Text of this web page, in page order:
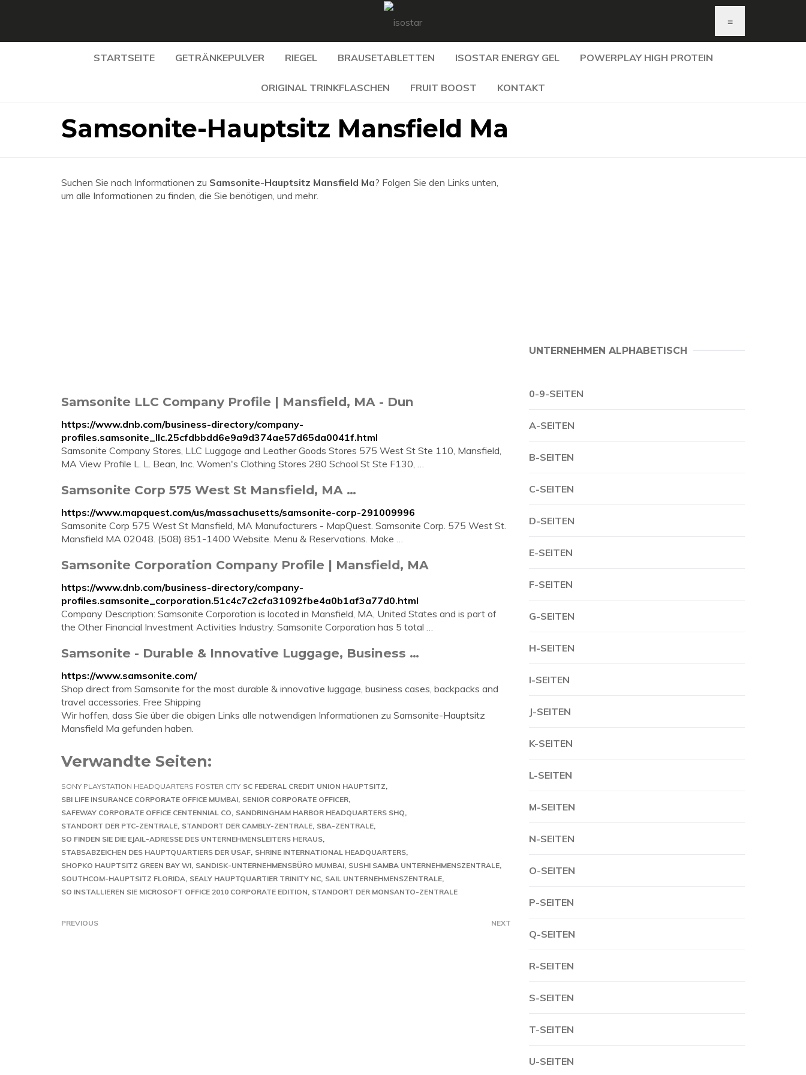
≡
STARTSEITE GETRÄNKEPULVER RIEGEL BRAUSETABLETTEN ISOSTAR ENERGY GEL POWERPLAY HIGH PROTEIN
ORIGINAL TRINKFLASCHEN FRUIT BOOST KONTAKT
Samsonite-Hauptsitz Mansfield Ma
Suchen Sie nach Informationen zu Samsonite-Hauptsitz Mansfield Ma? Folgen Sie den Links unten,
um alle Informationen zu finden, die Sie benötigen, und mehr.
Samsonite LLC Company Profile | Mansfield, MA - Dun
https://www.dnb.com/business-directory/company-
profiles.samsonite_llc.25cfdbbdd6e9a9d374ae57d65da0041f.html
Samsonite Company Stores, LLC Luggage and Leather Goods Stores 575 West St Ste 110, Mansfield,
MA View Profile L. L. Bean, Inc. Women's Clothing Stores 280 School St Ste F130, …
Samsonite Corp 575 West St Mansfield, MA …
https://www.mapquest.com/us/massachusetts/samsonite-corp-291009996
Samsonite Corp 575 West St Mansfield, MA Manufacturers - MapQuest. Samsonite Corp. 575 West St.
Mansfield MA 02048. (508) 851-1400 Website. Menu & Reservations. Make …
Samsonite Corporation Company Profile | Mansfield, MA
https://www.dnb.com/business-directory/company-
profiles.samsonite_corporation.51c4c7c2cfa31092fbe4a0b1af3a77d0.html
Company Description: Samsonite Corporation is located in Mansfield, MA, United States and is part of
the Other Financial Investment Activities Industry. Samsonite Corporation has 5 total …
Samsonite - Durable & Innovative Luggage, Business …
https://www.samsonite.com/
Shop direct from Samsonite for the most durable & innovative luggage, business cases, backpacks and
travel accessories. Free Shipping
Wir hoffen, dass Sie über die obigen Links alle notwendigen Informationen zu Samsonite-Hauptsitz
Mansfield Ma gefunden haben.
Verwandte Seiten:
SONY PLAYSTATION HEADQUARTERS FOSTER CITY SC FEDERAL CREDIT UNION HAUPTSITZ
SBI LIFE INSURANCE CORPORATE OFFICE MUMBAI SENIOR CORPORATE OFFICER
SAFEWAY CORPORATE OFFICE CENTENNIAL CO SANDRINGHAM HARBOR HEADQUARTERS SHQ
STANDORT DER PTC-ZENTRALE STANDORT DER CAMBLY-ZENTRALE SBA-ZENTRALE
SO FINDEN SIE DIE EJAIL-ADRESSE DES UNTERNEHMENSLEITERS HERAUS
STABSABZEICHEN DES HAUPTQUARTIERS DER USAF SHRINE INTERNATIONAL HEADQUARTERS
SHOPKO HAUPTSITZ GREEN BAY WI SANDISK-UNTERNEHMENSBÜRO MUMBAI SUSHI SAMBA UNTERNEHMENSZENTRALE
SOUTHCOM-HAUPTSITZ FLORIDA SEALY HAUPTQUARTIER TRINITY NC SAIL UNTERNEHMENSZENTRALE
SO INSTALLIEREN SIE MICROSOFT OFFICE 2010 CORPORATE EDITION STANDORT DER MONSANTO-ZENTRALE
PREVIOUS NEXT
UNTERNEHMEN ALPHABETISCH
0-9-SEITEN
A-SEITEN
B-SEITEN
C-SEITEN
D-SEITEN
E-SEITEN
F-SEITEN
G-SEITEN
H-SEITEN
I-SEITEN
J-SEITEN
K-SEITEN
L-SEITEN
M-SEITEN
N-SEITEN
O-SEITEN
P-SEITEN
Q-SEITEN
R-SEITEN
S-SEITEN
T-SEITEN
U-SEITEN